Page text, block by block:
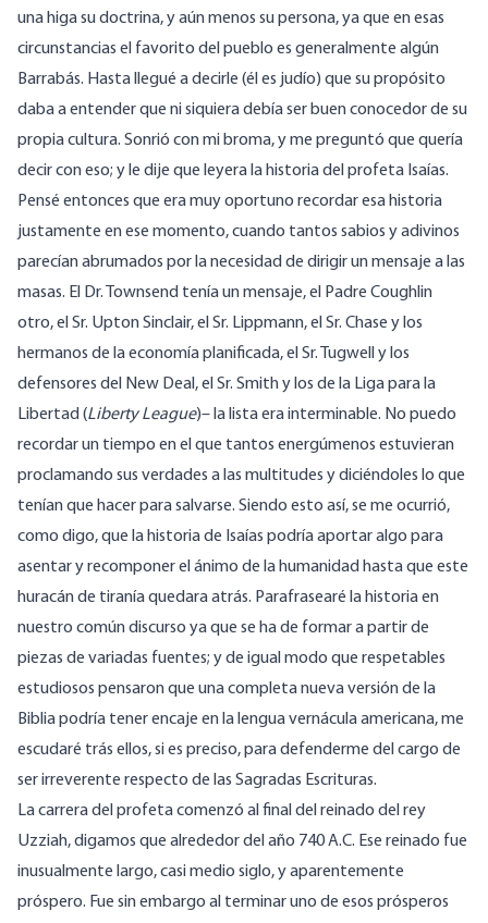
una higa su doctrina, y aún menos su persona, ya que en esas
circunstancias el favorito del pueblo es generalmente algún
Barrabás. Hasta llegué a decirle (él es judío) que su propósito
daba a entender que ni siquiera debía ser buen conocedor de su
propia cultura. Sonrió con mi broma, y me preguntó que quería
decir con eso; y le dije que leyera la historia del profeta Isaías.
Pensé entonces que era muy oportuno recordar esa historia
justamente en ese momento, cuando tantos sabios y adivinos
parecían abrumados por la necesidad de dirigir un mensaje a las
masas. El Dr. Townsend tenía un mensaje, el Padre Coughlin
otro, el Sr. Upton Sinclair, el Sr. Lippmann, el Sr. Chase y los
hermanos de la economía planificada, el Sr. Tugwell y los
defensores del New Deal, el Sr. Smith y los de la Liga para la
Libertad (Liberty League)– la lista era interminable. No puedo
recordar un tiempo en el que tantos energúmenos estuvieran
proclamando sus verdades a las multitudes y diciéndoles lo que
tenían que hacer para salvarse. Siendo esto así, se me ocurrió,
como digo, que la historia de Isaías podría aportar algo para
asentar y recomponer el ánimo de la humanidad hasta que este
huracán de tiranía quedara atrás. Parafrasearé la historia en
nuestro común discurso ya que se ha de formar a partir de
piezas de variadas fuentes; y de igual modo que respetables
estudiosos pensaron que una completa nueva versión de la
Biblia podría tener encaje en la lengua vernácula americana, me
escudaré trás ellos, si es preciso, para defenderme del cargo de
ser irreverente respecto de las Sagradas Escrituras.
La carrera del profeta comenzó al final del reinado del rey
Uzziah, digamos que alrededor del año 740 A.C. Ese reinado fue
inusualmente largo, casi medio siglo, y aparentemente
próspero. Fue sin embargo al terminar uno de esos prósperos